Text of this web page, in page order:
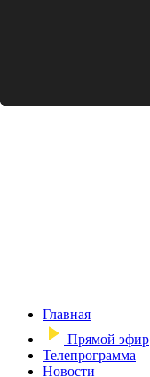
Главная
Прямой эфир
Телепрограмма
Новости